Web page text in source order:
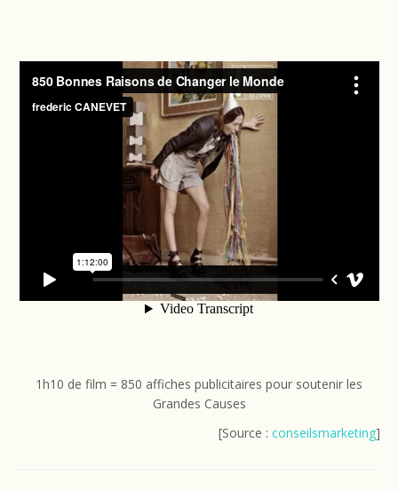
1h10 de film = 850 affiches publicitaires pour soutenir les
Grandes Causes
[Source : conseilsmarketing]